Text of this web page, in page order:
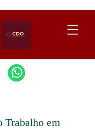
Trabalho em